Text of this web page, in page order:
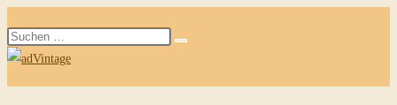
Inhalt
springen
Diese
Website
Suche